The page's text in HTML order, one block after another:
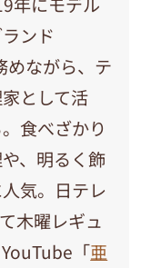
ンド
めながら、テ
として活
食べざかり
、明るく飾
気。日テレ
木曜レギュ
「亜